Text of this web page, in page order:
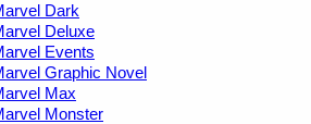
Dark
Deluxe
Events
Graphic Novel
Max
Monster